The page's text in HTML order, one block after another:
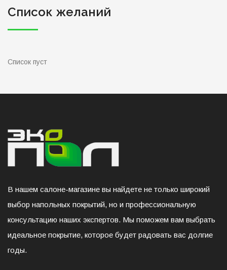
Список желаний
Список пуст
В нашем салоне-магазине вы найдете не только широкий
выбор напольных покрытий, но и профессиональную
консультацию наших экспертов. Мы поможем вам выбрать
идеальное покрытие, которое будет радовать вас долгие
годы.